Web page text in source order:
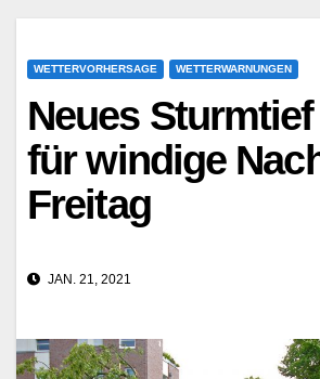
WETTERVORHERSAGE WETTERWARNUNGEN
Neues
für windige
Freitag
JAN. 21, 2021